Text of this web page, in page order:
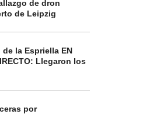
de dron
de Leipzig
la Espriella EN
Llegaron los
por